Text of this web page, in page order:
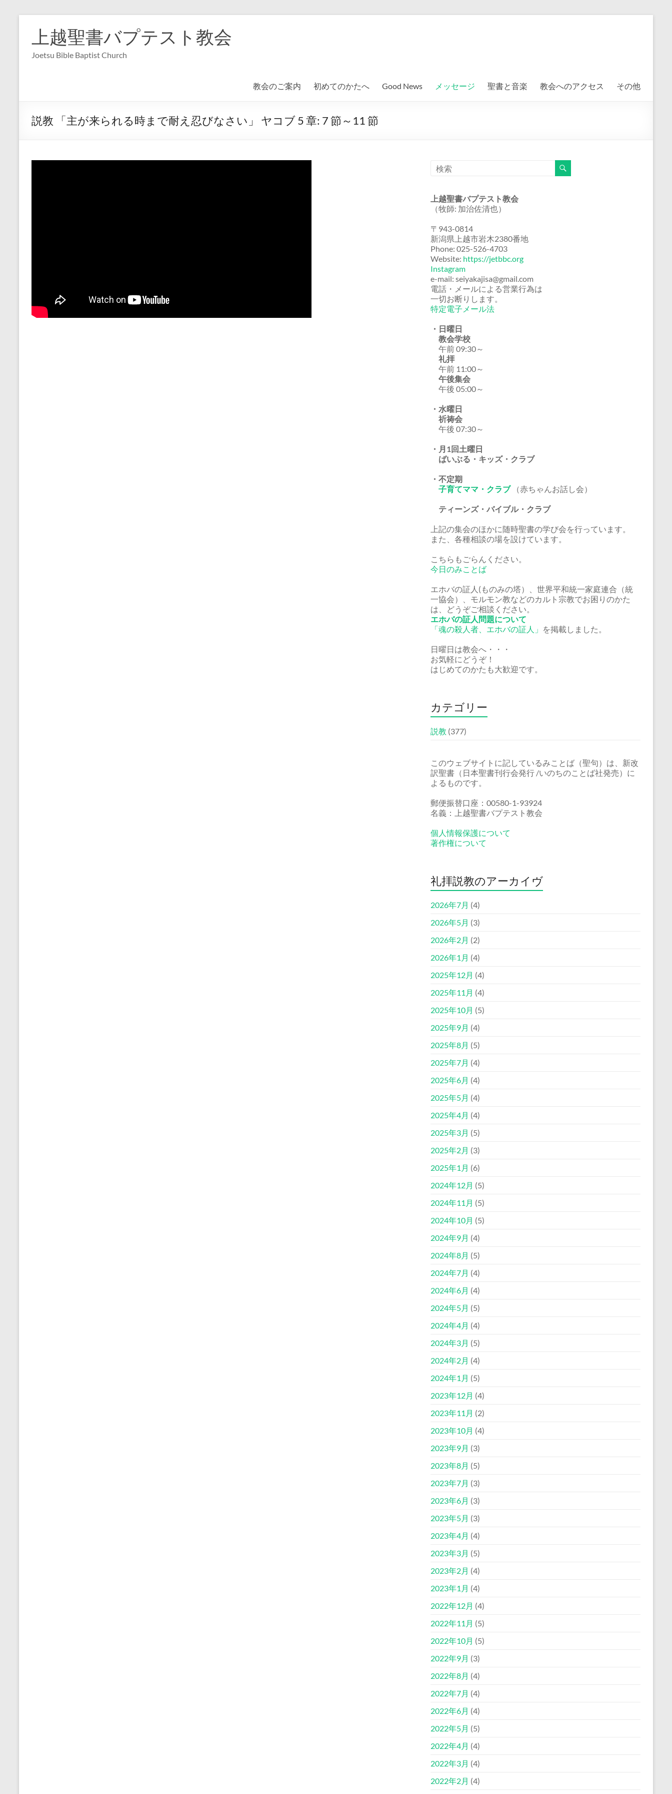
上越聖書バプテスト教会
Joetsu Bible Baptist Church
教会のご案内 初めてのかたへ Good News メッセージ 聖書と音楽 教会へのアクセス その他
説教 「主が来られる時まで耐え忍びなさい」 ヤコブ 5 章: 7 節～11 節
上越聖書バプテスト教会
（牧師: 加治佐清也）
〒943-0814
新潟県上越市岩木2380番地
Phone: 025-526-4703
Website: https://jetbbc.org
Instagram
e-mail: seiyakajisa@gmail.com
電話・メールによる営業行為は
一切お断りします。
特定電子メール法
・日曜日
教会学校
午前 09:30～
礼拝
午前 11:00～
午後集会
午後 05:00～
・水曜日
祈祷会
午後 07:30～
・月1回土曜日
ばいぶる・キッズ・クラブ
・不定期
子育てママ・クラブ（赤ちゃんお話し会）
ティーンズ・バイブル・クラブ
上記の集会のほかに随時聖書の学び会を行っています。
また、各種相談の場を設けています。
こちらもごらんください。
今日のみことば
エホバの証人(ものみの塔）、世界平和統一家庭連合（統
一協会）、モルモン教などのカルト宗教でお困りのかた
は、どうぞご相談ください。
エホバの証人問題について
「魂の殺人者、エホバの証人」 を掲載しました。
日曜日は教会へ・・・
お気軽にどうぞ！
はじめてのかたも大歓迎です。
カテゴリー
説教 (377)
このウェブサイトに記しているみことば（聖句）は、新改
訳聖書（日本聖書刊行会発行 /いのちのことば社発売）に
よるものです。
郵便振替口座：00580-1-93924
名義：上越聖書バプテスト教会
個人情報保護について
著作権について
礼拝説教のアーカイヴ
2026年7月 (4)
2026年5月 (3)
2026年2月 (2)
2026年1月 (4)
2025年12月 (4)
2025年11月 (4)
2025年10月 (5)
2025年9月 (4)
2025年8月 (5)
2025年7月 (4)
2025年6月 (4)
2025年5月 (4)
2025年4月 (4)
2025年3月 (5)
2025年2月 (3)
2025年1月 (6)
2024年12月 (5)
2024年11月 (5)
2024年10月 (5)
2024年9月 (4)
2024年8月 (5)
2024年7月 (4)
2024年6月 (4)
2024年5月 (5)
2024年4月 (4)
2024年3月 (5)
2024年2月 (4)
2024年1月 (5)
2023年12月 (4)
2023年11月 (2)
2023年10月 (4)
2023年9月 (3)
2023年8月 (5)
2023年7月 (3)
2023年6月 (3)
2023年5月 (3)
2023年4月 (4)
2023年3月 (5)
2023年2月 (4)
2023年1月 (4)
2022年12月 (4)
2022年11月 (5)
2022年10月 (5)
2022年9月 (3)
2022年8月 (4)
2022年7月 (4)
2022年6月 (4)
2022年5月 (5)
2022年4月 (4)
2022年3月 (4)
2022年2月 (4)